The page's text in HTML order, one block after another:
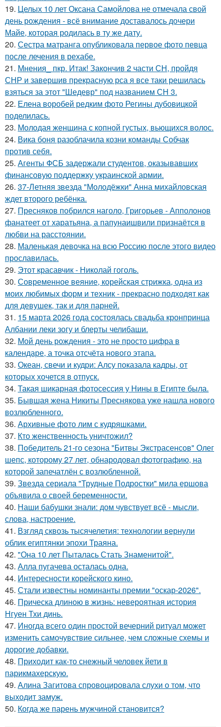
19. Целых 10 лет Оксана Самойлова не отмечала свой
день рождения - всё внимание доставалось дочери
Майе, которая родилась в ту же дату.
20. Сестра матранга опубликовала первое фото певца
после лечения в рехабе.
21. Мнения_ пкр. Итак! Закончив 2 части СН, пройдя
СНР и завершив прекрасную рса я все таки решилась
взяться за этот "Шедевр" под названием СН 3.
22. Елена воробей редким фото Регины дубовицкой
поделилась.
23. Молодая женщина с копной густых, вьющихся волос.
24. Вика боня разоблачила козни команды Собчак
против себя.
25. Агенты ФСБ задержали студентов, оказывавших
финансовую поддержку украинской армии.
26. 37-Летняя звезда "Молодёжки" Анна михайловская
ждет второго ребёнка.
27. Пресняков побрился наголо, Григорьев - Апполонов
фанатеет от харатьяна, а папунаишвили признаётся в
любви на расстоянии.
28. Маленькая девочка на всю Россию после этого видео
прославилась.
29. Этот красавчик - Николай гоголь.
30. Современное веяние, корейская стрижка, одна из
моих любимых форм и техник - прекрасно подходят как
для девушек, так и для парней.
31. 15 марта 2026 года состоялась свадьба кронпринца
Албании леки зогу и блерты челибаши.
32. Мой день рождения - это не просто цифра в
календаре, а точка отсчёта нового этапа.
33. Океан, свечи и кудри: Алсу показала кадры, от
которых хочется в отпуск.
34. Такая шикарная фотосессия у Нины в Египте была.
35. Бывшая жена Никиты Преснякова уже нашла нового
возлюбленного.
36. Архивные фото лим с кудряшками.
37. Кто женственность уничтожил?
38. Победитель 21-го сезона "Битвы Экстрасенсов" Олег
шепс, которому 27 лет, обнародовал фотографию, на
которой запечатлён с возлюбленной.
39. Звезда сериала "Трудные Подростки" мила ершова
объявила о своей беременности.
40. Наши бабушки знали: дом чувствует всё - мысли,
слова, настроение.
41. Взгляд сквозь тысячелетия: технологии вернули
облик египтянки эпохи Траяна.
42. "Она 10 лет Пыталась Стать Знаменитой".
43. Алла пугачева осталась одна.
44. Интересности корейского кино.
45. Стали известны номинанты премии "оскар-2026".
46. Прическа длиною в жизнь: невероятная история
Нгуен Тхи динь.
47. Иногда всего один простой вечерний ритуал может
изменить самочувствие сильнее, чем сложные схемы и
дорогие добавки.
48. Приходит как-то снежный человек йети в
парикмахерскую.
49. Алина Загитова спровоцировала слухи о том, что
выходит замуж.
50. Когда же парень мужчиной становится?